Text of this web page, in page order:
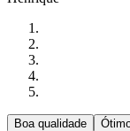
Boa qualidade